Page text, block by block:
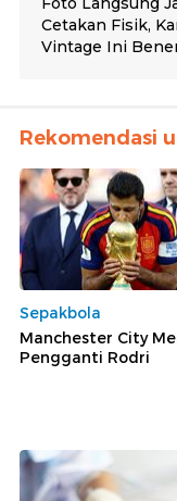
Rekomendasi
Sepakbola
Manchester City
Pengganti Rodri